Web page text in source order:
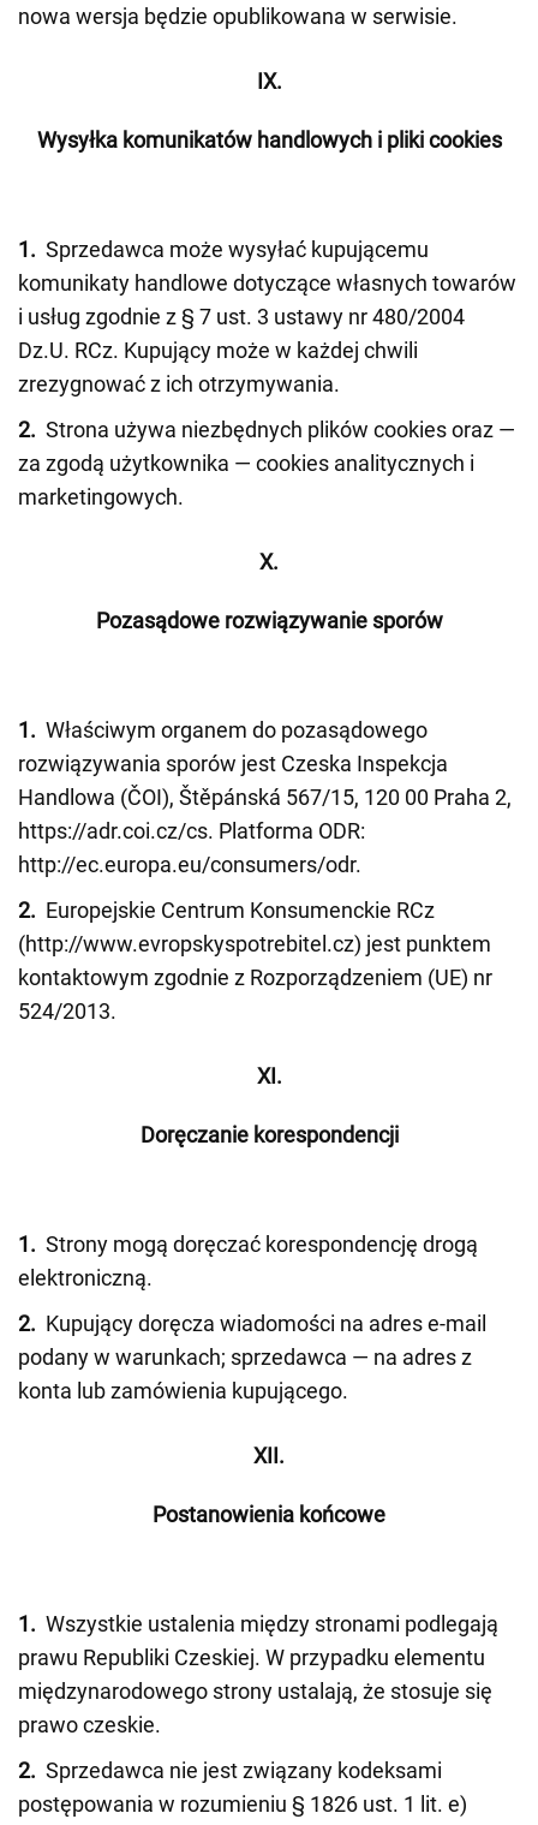
nowa wersja będzie opublikowana w serwisie.
IX.
Wysyłka komunikatów handlowych i pliki cookies
1. Sprzedawca może wysyłać kupującemu
komunikaty handlowe dotyczące własnych towarów
i usług zgodnie z § 7 ust. 3 ustawy nr 480/2004
Dz.U. RCz. Kupujący może w każdej chwili
zrezygnować z ich otrzymywania.
2. Strona używa niezbędnych plików cookies oraz —
za zgodą użytkownika — cookies analitycznych i
marketingowych.
X.
Pozasądowe rozwiązywanie sporów
1. Właściwym organem do pozasądowego
rozwiązywania sporów jest Czeska Inspekcja
Handlowa (ČOI), Štěpánská 567/15, 120 00 Praha 2,
https://adr.coi.cz/cs. Platforma ODR:
http://ec.europa.eu/consumers/odr.
2. Europejskie Centrum Konsumenckie RCz
(http://www.evropskyspotrebitel.cz) jest punktem
kontaktowym zgodnie z Rozporządzeniem (UE) nr
524/2013.
XI.
Doręczanie korespondencji
1. Strony mogą doręczać korespondencję drogą
elektroniczną.
2. Kupujący doręcza wiadomości na adres e-mail
podany w warunkach; sprzedawca — na adres z
konta lub zamówienia kupującego.
XII.
Postanowienia końcowe
1. Wszystkie ustalenia między stronami podlegają
prawu Republiki Czeskiej. W przypadku elementu
międzynarodowego strony ustalają, że stosuje się
prawo czeskie.
2. Sprzedawca nie jest związany kodeksami
postępowania w rozumieniu § 1826 ust. 1 lit. e)